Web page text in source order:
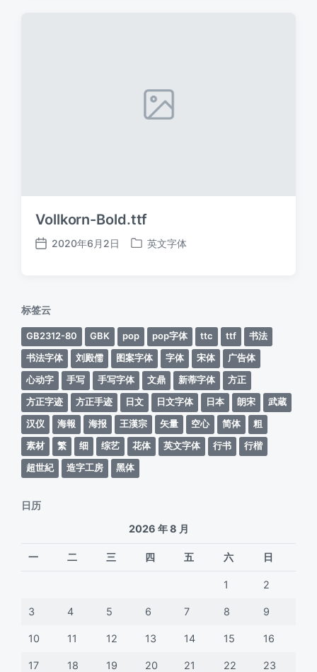
Vollkorn-Bold.ttf
发
2020年6月2日
发
英文字体
标签云
GB2312-80 GBK pop pop字体 ttc ttf
书法
书法字体
刘殿儒 图案字体 字体 宋体
广告体
心动字
手写 手写字体 文鼎 新蒂字体
方正
方正字迹
方正手迹 日文 日文字体 日本 朗宋
武蔵
汉仪
海報 海报 王漢宗 矢量 空心 简体
粗
素材
繁 细 综艺 花体 英文字体 行书
行楷
超世紀
造字工房 黑体
日历
2026 年 8 月
一 二 三 四 五 六 日
1 2
3 4 5 6 7 8 9
10 11 12 13 14 15 16
17 18 19 20 21 22 23